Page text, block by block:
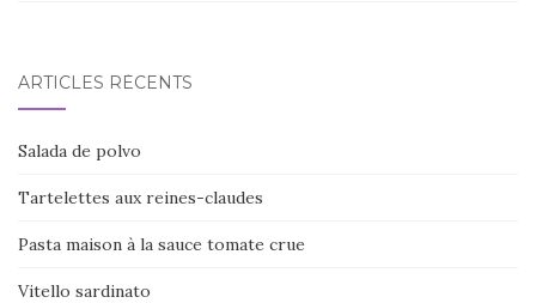
ARTICLES RÉCENTS
Salada de polvo
Tartelettes aux reines-claudes
Pasta maison à la sauce tomate crue
Vitello sardinato